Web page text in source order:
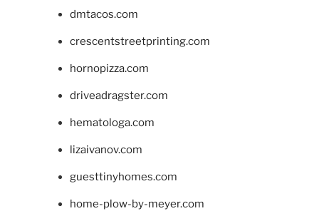
dmtacos.com
crescentstreetprinting.com
hornopizza.com
driveadragster.com
hematologa.com
lizaivanov.com
guesttinyhomes.com
home-plow-by-meyer.com